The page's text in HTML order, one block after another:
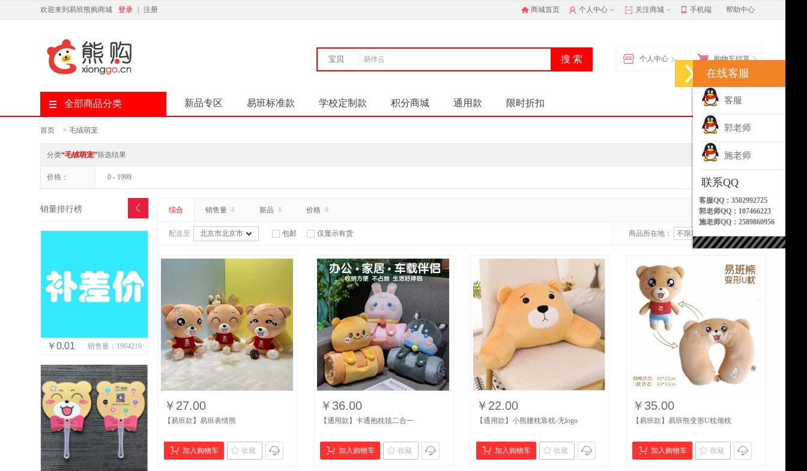
欢迎来到易班熊购商城 登录 注册 商城首页 个人中心 关注商城 手机端 帮助中心
宝贝 购物车结算
个人中心
全部商品分类 新品专区 易班标准款 学校定制款 积分商城 通用款 限时折扣
首页 > 毛绒萌宠
分类“毛绒萌宠”筛选结果
价格： 0 - 1999
销量排行榜
￥0.01 销售量：1904216
综合 销售量 新品 价格 共 51 个商品
配送至 北京市北京市 包邮 仅显示有货 商品所在地： 不限地区
￥27.00
【易班款】易班表情熊
加入购物车 收藏
￥36.00
【通用款】卡通抱枕毯二合一
加入购物车 收藏
￥22.00
【通用款】小熊腰枕靠枕-无logo
加入购物车 收藏
￥35.00
【易班款】易班熊变形U枕颈枕
加入购物车 收藏
在线客服
客服
郭老师
施老师
联系QQ
客服QQ：3502992725
郭老师QQ：107466223
施老师QQ：2589860956